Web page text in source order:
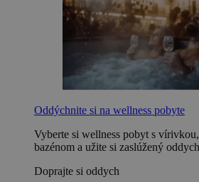
Oddýchnite si na wellness pobyte
Vyberte si wellness pobyt s
bazénom a užite si zaslúžený
Doprajte si oddych